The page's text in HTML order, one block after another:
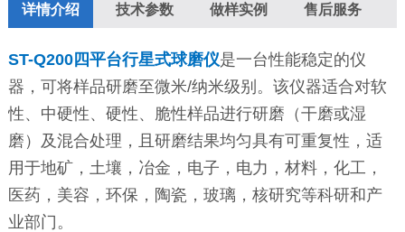
详情介绍 技术参数 做样实例 售后服务
ST-Q200四平台行星式球磨仪是一台性能稳定的仪
器，可将样品研磨至微米/纳米级别。该仪器适合对软
性、中硬性、硬性、脆性样品进行研磨（干磨或湿
磨）及混合处理，且研磨结果均匀具有可重复性，适
用于地矿，土壤，冶金，电子，电力，材料，化工，
医药，美容，环保，陶瓷，玻璃，核研究等科研和产
业部门。